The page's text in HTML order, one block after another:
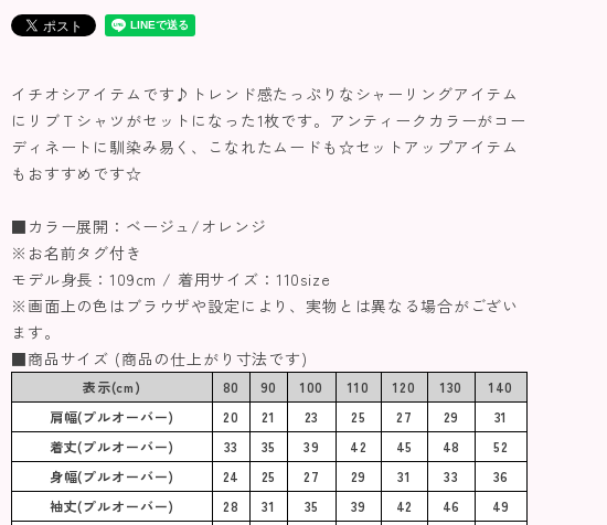
イチオシアイテムです♪トレンド感たっぷりなシャーリングアイテム
にリブＴシャツがセットになった1枚です。アンティークカラーがコー
ディネートに馴染み易く、こなれたムードも☆セットアップアイテム
もおすすめです☆
■カラー展開：ベージュ/オレンジ
※お名前タグ付き
モデル身長：109cm / 着用サイズ：110size
※画面上の色はブラウザや設定により、実物とは異なる場合がござい
ます。
■商品サイズ (商品の仕上がり寸法です)
表示(cm) 80 90 100 110 120 130
140
肩幅(プルオーバー)
20 21 23 25 27 29
31
着丈(プルオーバー)
33 35 39 42 45 48
52
身幅(プルオーバー)
24 25 27 29 31 33
36
袖丈(プルオーバー)
28 31 35 39 42 46
49